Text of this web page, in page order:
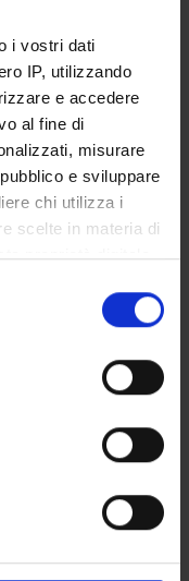
i vostri dati
IP, utilizzando
e accedere
al fine di
misurare
e sviluppare
chi utilizza i
scelte in materia di
proprietà digitale
in qualsiasi
o facendo clic
tua posizione
di qualche